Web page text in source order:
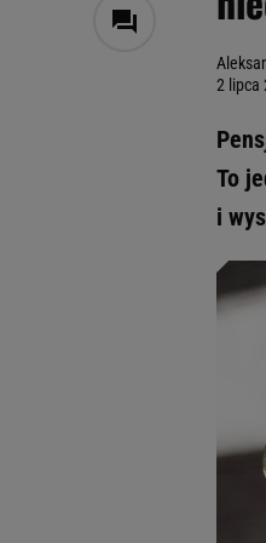
2 lipca
To
i